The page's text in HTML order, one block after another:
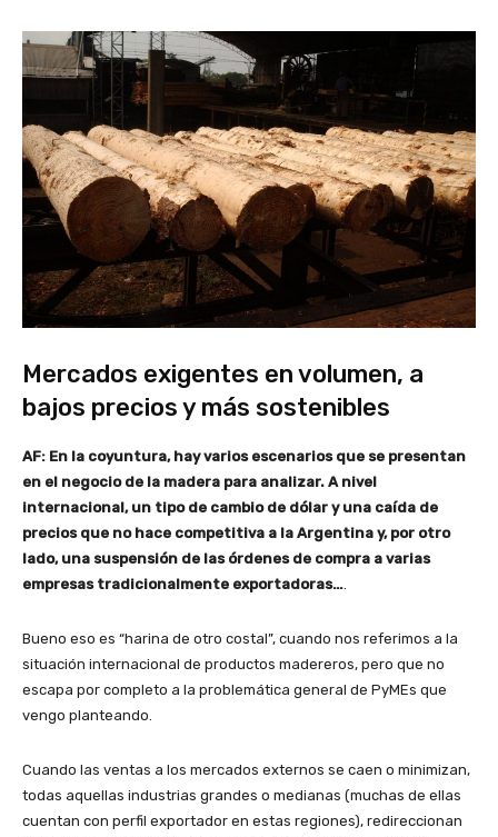
Mercados exigentes en volumen, a
bajos precios y más sostenibles
AF: En la coyuntura, hay varios escenarios que se presentan
en el negocio de la madera para analizar. A nivel
internacional, un tipo de cambio de dólar y una caída de
precios que no hace competitiva a la Argentina y, por otro
lado, una suspensión de las órdenes de compra a varias
empresas tradicionalmente exportadoras….
Bueno eso es “harina de otro costal”, cuando nos referimos a la
situación internacional de productos madereros, pero que no
escapa por completo a la problemática general de PyMEs que
vengo planteando.
Cuando las ventas a los mercados externos se caen o minimizan,
todas aquellas industrias grandes o medianas (muchas de ellas
cuentan con perfil exportador en estas regiones), redireccionan